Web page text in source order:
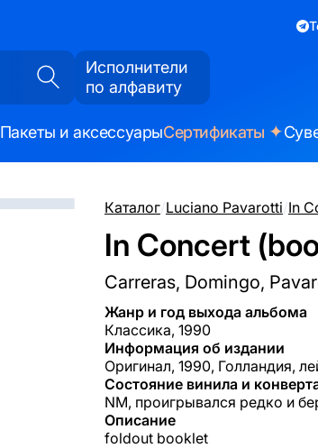
Исполнители
по алфавиту
Пакеты и аксессуарыСертификаты ✦
Каталог/Luciano Pavarotti/In
In Concert
Carreras, Domingo,
Жанр и год выхода альбома
Классика, 1990
Информация об издании
Оригинал, 1990, Голландия,
Состояние винила и
NM, проигрывался редко и
Описание
foldout booklet